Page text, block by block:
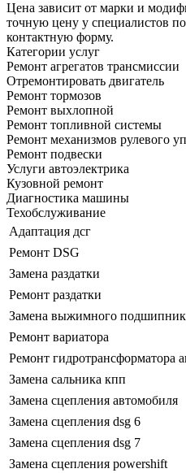
Цена зависит от марки и
точную цену у специалистов
контактную форму.
Категории услуг
Ремонт агрегатов трансмиссии
Отремонтировать двигатель
Ремонт тормозов
Ремонт выхлопной
Ремонт топливной системы
Ремонт механизмов рулевого
Ремонт подвески
Услуги автоэлектрика
Кузовной ремонт
Диагностика машины
Техобслуживание
Адаптация дсг
Ремонт DSG
Замена раздатки
Ремонт раздатки
Замена выжимного
Ремонт вариатора
Ремонт гидротрансформатора
Замена сальника кпп
Замена сцепления автомобиля
Замена сцепления dsg 6
Замена сцепления dsg 7
Замена сцепления powershift